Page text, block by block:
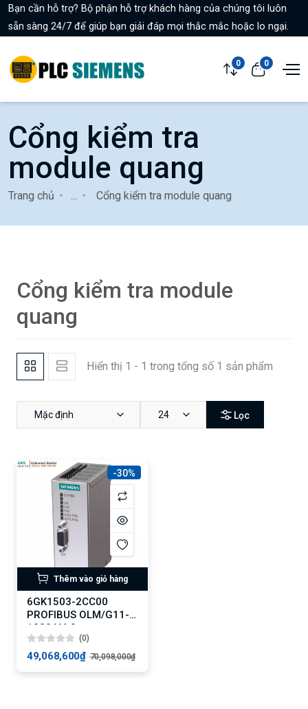
Bạn cần hỗ trợ? Bộ phận hỗ trợ khách hàng của chúng tôi luôn
sẵn sàng 24/7 để giúp bạn giải đáp mọi thắc mắc hoặc lo ngại.
0 0
Cổng kiểm tra
module quang
Trang chủ Cổng kiểm tra module quang
Cổng kiểm tra module
quang
Hiển thị 1 - 1 trong tổng số 1 sản phẩm
Mặc định 24 Lọc
-30%
Thêm vào giỏ hàng
6GK1503-2CC00
PROFIBUS OLM/G11-
1300 V4.0
(0)
49,068,600₫ 70,098,000₫